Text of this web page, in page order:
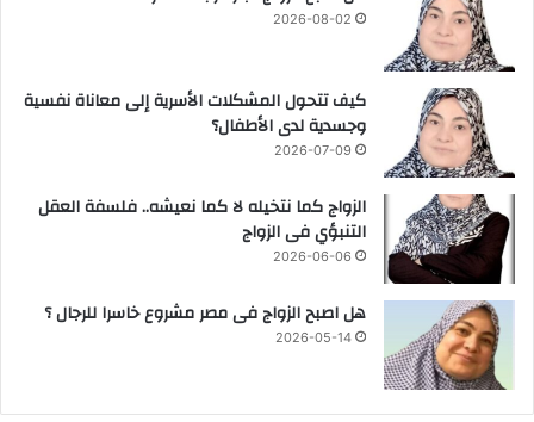
2026-08-02
كيف تتحول المشكلات الأسرية إلى معاناة نفسية
وجسدية لدى الأطفال؟
2026-07-09
الزواج كما نتخيله لا كما نعيشه.. فلسفة العقل
التنبؤي فى الزواج
2026-06-06
هل اصبح الزواج فى مصر مشروع خاسرا للرجال ؟
2026-05-14